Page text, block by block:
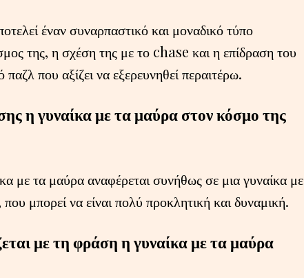
έναν συναρπαστικό και μοναδικό τύπο
της, η σχέση της με το chase και η επίδραση του
που αξίζει να εξερευνηθεί περαιτέρω.
η γυναίκα με τα μαύρα στον κόσμο της
με τα μαύρα αναφέρεται συνήθως σε μια γυναίκα με
μπορεί να είναι πολύ προκλητική και δυναμική.
με τη φράση η γυναίκα με τα μαύρα